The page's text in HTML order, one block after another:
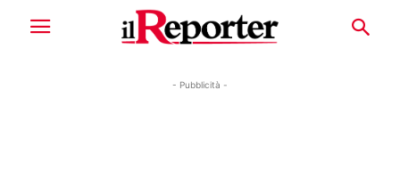
- Pubblicità -